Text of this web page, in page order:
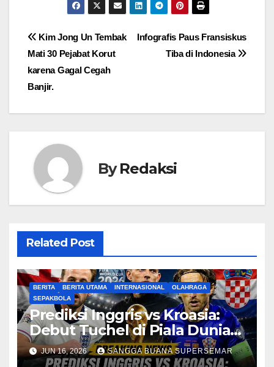
Navigasi
pos
Infografis Paus Fransiskus
Tiba di Indonesia
Kim Jong Un Tembak
Mati 30 Pejabat Korut
karena Gagal Cegah
Banjir.
ByRedaksi
Related Post
BERITA BERITA UTAMA INTERNASIONAL
OLAHRAGA
SEPAKBOLA
Prediksi Inggris vs Kroasia:
Debut Tuchel di Piala Dunia
2026
JUN 16, 2026 SANGGA BUANA SUPERSEMAR